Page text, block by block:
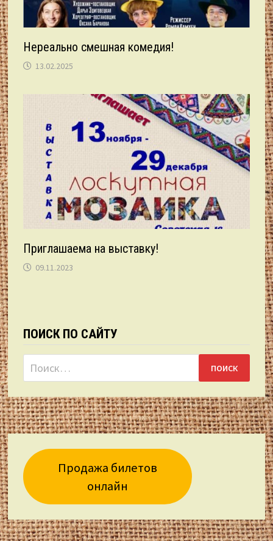
Нереально смешная комедия!
13.02.2025
Приглашаема на выставку!
09.11.2023
ПОИСК ПО САЙТУ
Найти:
Продажа билетов
онлайн